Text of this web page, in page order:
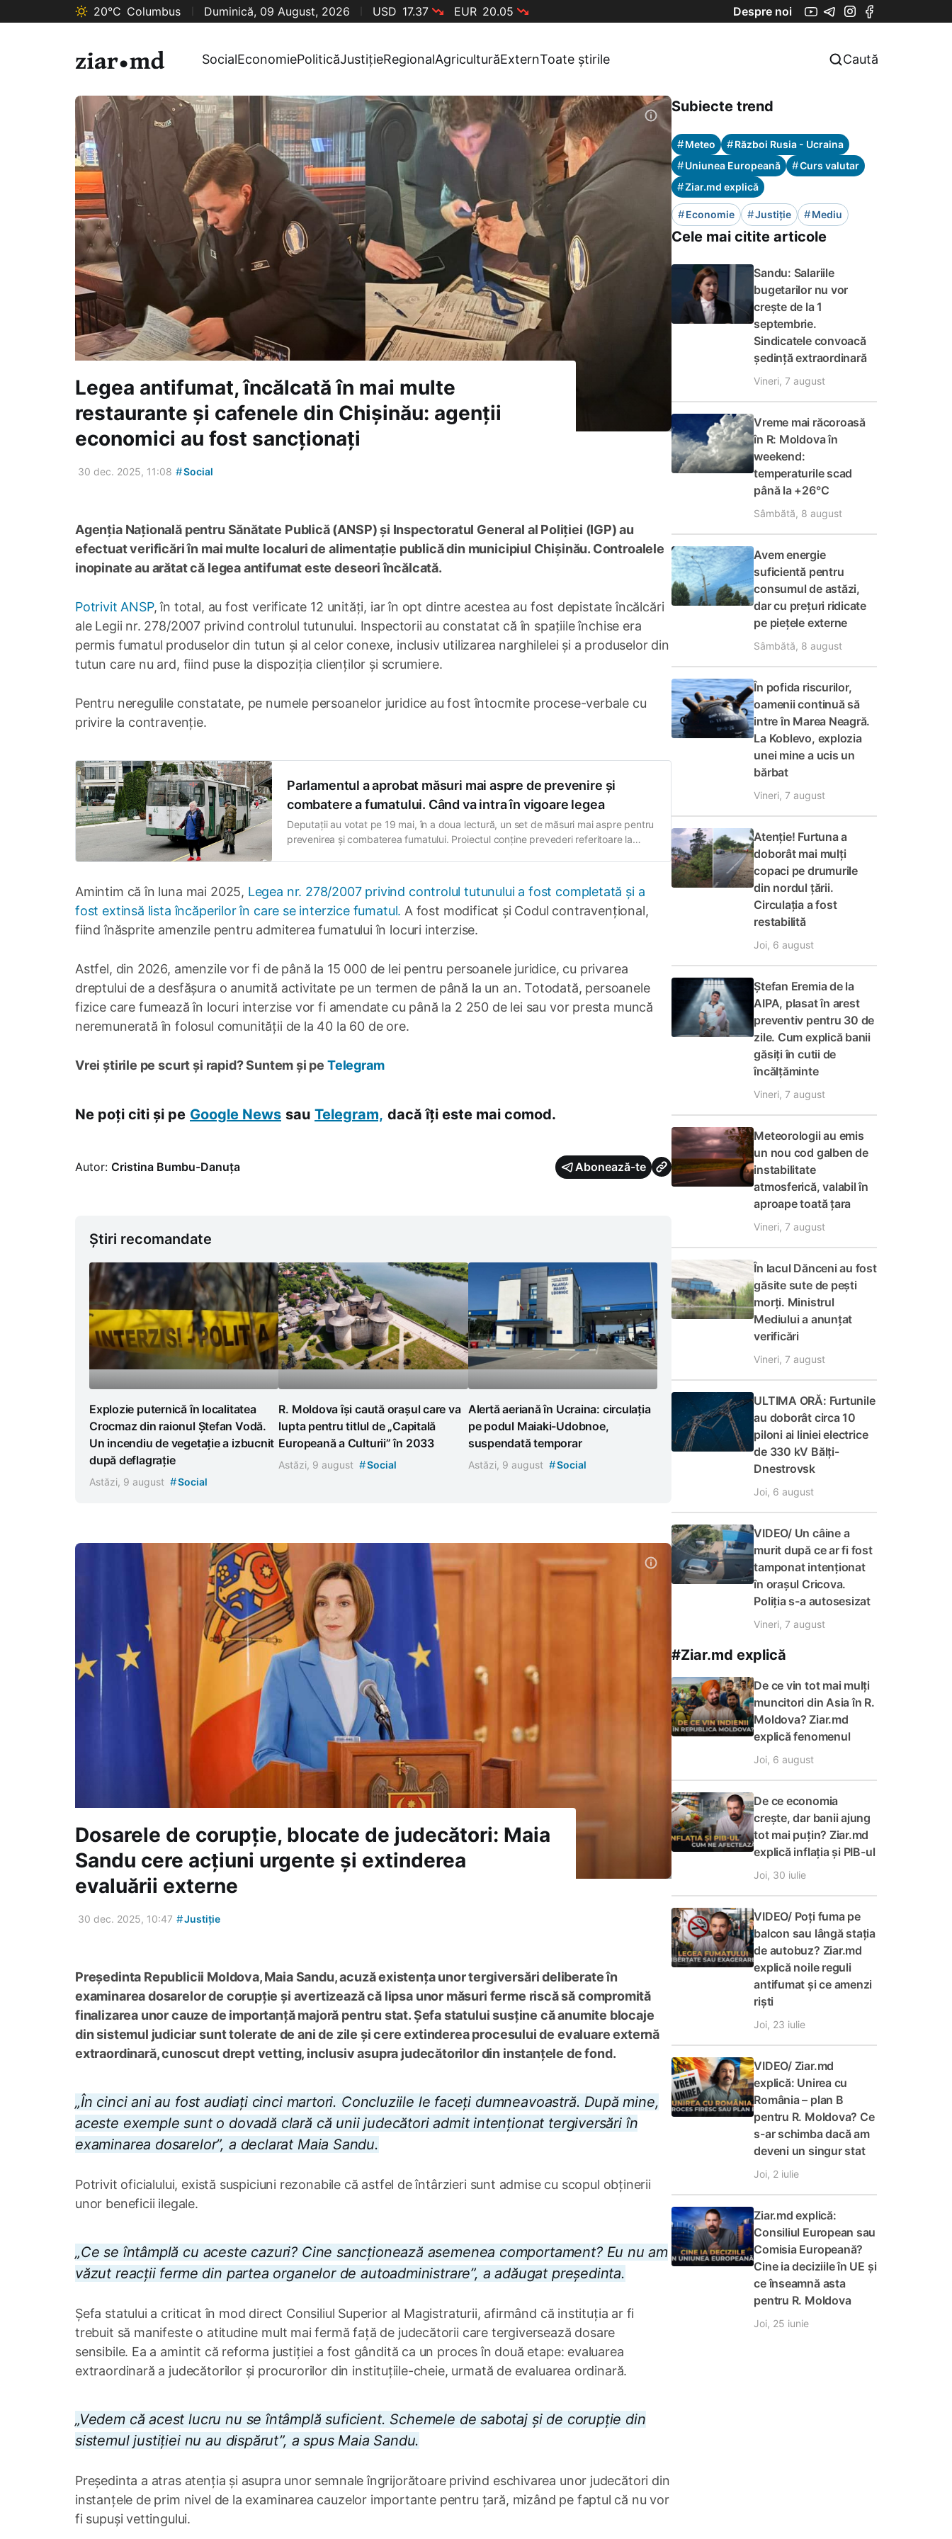
20°C Columbus Duminică, 09 August, 2026 USD 17.37 EUR 20.05 Despre noi
SocialEconomiePoliticăJustițieRegionalAgriculturăExternToate știrile Caută
Legea antifumat, încălcată în mai multe
restaurante și cafenele din Chișinău: agenții
economici au fost sancționați
30 dec. 2025, 11:08 #Social
Agenția Națională pentru Sănătate Publică (ANSP) și Inspectoratul General al Poliției (IGP) au
efectuat verificări în mai multe localuri de alimentație publică din municipiul Chișinău. Controalele
inopinate au arătat că legea antifumat este deseori încălcată.
Potrivit ANSP, în total, au fost verificate 12 unități, iar în opt dintre acestea au fost depistate încălcări
ale Legii nr. 278/2007 privind controlul tutunului. Inspectorii au constatat că în spațiile închise era
permis fumatul produselor din tutun și al celor conexe, inclusiv utilizarea narghilelei și a produselor din
tutun care nu ard, fiind puse la dispoziția clienților și scrumiere.
Pentru neregulile constatate, pe numele persoanelor juridice au fost întocmite procese-verbale cu
privire la contravenție.
Parlamentul a aprobat măsuri mai aspre de prevenire și
combatere a fumatului. Când va intra în vigoare legea
Deputații au votat pe 19 mai, în a doua lectură, un set de măsuri mai aspre pentru
prevenirea și combaterea fumatului. Proiectul conține prevederi referitoare la
Propunerile legislative vizează
Amintim că în luna mai 2025, Legea nr. 278/2007 privind controlul tutunului a fost completată și a
fost extinsă lista încăperilor în care se interzice fumatul. A fost modificat și Codul contravențional,
fiind înăsprite amenzile pentru admiterea fumatului în locuri interzise.
Astfel, din 2026, amenzile vor fi de până la 15 000 de lei pentru persoanele juridice, cu privarea
dreptului de a desfășura o anumită activitate pe un termen de până la un an. Totodată, persoanele
fizice care fumează în locuri interzise vor fi amendate cu până la 2 250 de lei sau vor presta muncă
neremunerată în folosul comunității de la 40 la 60 de ore.
Vrei știrile pe scurt și rapid? Suntem și pe Telegram
Ne poți citi și pe Google News sau Telegram, dacă îți este mai comod.
Autor: Cristina Bumbu-Danuța Abonează-te
Știri recomandate
Explozie puternică în localitatea
Crocmaz din raionul Ștefan Vodă.
Un incendiu de vegetație a izbucnit
după deflagrație
Astăzi, 9 august #Social
R. Moldova își caută orașul care va
lupta pentru titlul de „Capitală
Europeană a Culturii” în 2033
Astăzi, 9 august #Social
Alertă aeriană în Ucraina: circulația
pe podul Maiaki-Udobnoe,
suspendată temporar
Astăzi, 9 august #Social
Dosarele de corupție, blocate de judecători: Maia
Sandu cere acțiuni urgente și extinderea
evaluării externe
30 dec. 2025, 10:47 #Justiție
Președinta Republicii Moldova, Maia Sandu, acuză existența unor tergiversări deliberate în
examinarea dosarelor de corupție și avertizează că lipsa unor măsuri ferme riscă să compromită
finalizarea unor cauze de importanță majoră pentru stat. Șefa statului susține că anumite blocaje
din sistemul judiciar sunt tolerate de ani de zile și cere extinderea procesului de evaluare externă
extraordinară, cunoscut drept vetting, inclusiv asupra judecătorilor din instanțele de fond.
„În cinci ani au fost audiați cinci martori. Concluziile le faceți dumneavoastră. După mine,
aceste exemple sunt o dovadă clară că unii judecători admit intenționat tergiversări în
examinarea dosarelor”, a declarat Maia Sandu.
Potrivit oficialului, există suspiciuni rezonabile că astfel de întârzieri sunt admise cu scopul obținerii
unor beneficii ilegale.
„Ce se întâmplă cu aceste cazuri? Cine sancționează asemenea comportament? Eu nu am
văzut reacții ferme din partea organelor de autoadministrare”, a adăugat președinta.
Șefa statului a criticat în mod direct Consiliul Superior al Magistraturii, afirmând că instituția ar fi
trebuit să manifeste o atitudine mult mai fermă față de judecătorii care tergiversează dosare
sensibile. Ea a amintit că reforma justiției a fost gândită ca un proces în două etape: evaluarea
extraordinară a judecătorilor și procurorilor din instituțiile-cheie, urmată de evaluarea ordinară.
„Vedem că acest lucru nu se întâmplă suficient. Schemele de sabotaj și de corupție din
sistemul justiției nu au dispărut”, a spus Maia Sandu.
Președinta a atras atenția și asupra unor semnale îngrijorătoare privind eschivarea unor judecători din
instanțele de prim nivel de la examinarea cauzelor importante pentru țară, mizând pe faptul că nu vor
fi supuși vettingului.
Subiecte trend
#Meteo #Război Rusia - Ucraina
#Uniunea Europeană #Curs valutar
#Ziar.md explică
#Economie #Justiție #Mediu
Cele mai citite articole
Sandu: Salariile
bugetarilor nu vor
crește de la 1
septembrie.
Sindicatele convoacă
ședință extraordinară
Vineri, 7 august
Vreme mai răcoroasă
în R: Moldova în
weekend:
temperaturile scad
până la +26°C
Sâmbătă, 8 august
Avem energie
suficientă pentru
consumul de astăzi,
dar cu prețuri ridicate
pe piețele externe
Sâmbătă, 8 august
În pofida riscurilor,
oamenii continuă să
intre în Marea Neagră.
La Koblevo, explozia
unei mine a ucis un
bărbat
Vineri, 7 august
Atenție! Furtuna a
doborât mai mulți
copaci pe drumurile
din nordul țării.
Circulația a fost
restabilită
Joi, 6 august
Ștefan Eremia de la
AIPA, plasat în arest
preventiv pentru 30 de
zile. Cum explică banii
găsiți în cutii de
încălțăminte
Vineri, 7 august
Meteorologii au emis
un nou cod galben de
instabilitate
atmosferică, valabil în
aproape toată țara
Vineri, 7 august
În lacul Dănceni au fost
găsite sute de pești
morți. Ministrul
Mediului a anunțat
verificări
Vineri, 7 august
ULTIMA ORĂ: Furtunile
au doborât circa 10
piloni ai liniei electrice
de 330 kV Bălți-
Dnestrovsk
Joi, 6 august
VIDEO/ Un câine a
murit după ce ar fi fost
tamponat intenționat
în orașul Cricova.
Poliția s-a autosesizat
Vineri, 7 august
#Ziar.md explică
De ce vin tot mai mulți
muncitori din Asia în R.
Moldova? Ziar.md
explică fenomenul
Joi, 6 august
De ce economia
crește, dar banii ajung
tot mai puțin? Ziar.md
explică inflația și PIB-ul
Joi, 30 iulie
VIDEO/ Poți fuma pe
balcon sau lângă stația
de autobuz? Ziar.md
explică noile reguli
antifumat și ce amenzi
riști
Joi, 23 iulie
VIDEO/ Ziar.md
explică: Unirea cu
România – plan B
pentru R. Moldova? Ce
s-ar schimba dacă am
deveni un singur stat
Joi, 2 iulie
Ziar.md explică:
Consiliul European sau
Comisia Europeană?
Cine ia deciziile în UE și
ce înseamnă asta
pentru R. Moldova
Joi, 25 iunie